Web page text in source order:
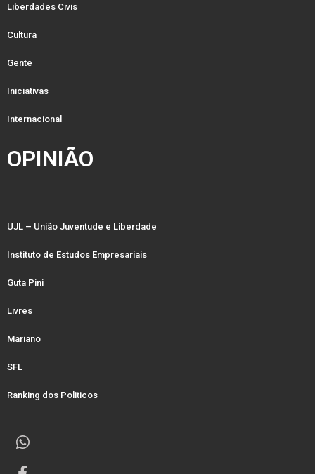
Liberdades Civis
Cultura
Gente
Iniciativas
Internacional
OPINIÃO
UJL – União Juventude e Liberdade
Instituto de Estudos Empresariais
Guta Pini
Livres
Mariano
SFL
Ranking dos Politicos